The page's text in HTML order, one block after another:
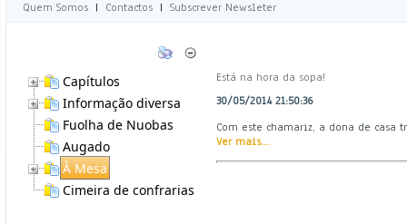
Quem Somos | Contactos | Subscrever Newsleter
Capítulos
Informação diversa
Fuolha de Nuobas
Augado
À Mesa
Cimeira de confrarias
Está na hora da sopa!
30/05/2014 21:50:36
Com este chamariz, a dona de
Ver mais....